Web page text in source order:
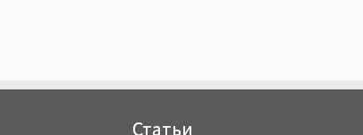
Статьи